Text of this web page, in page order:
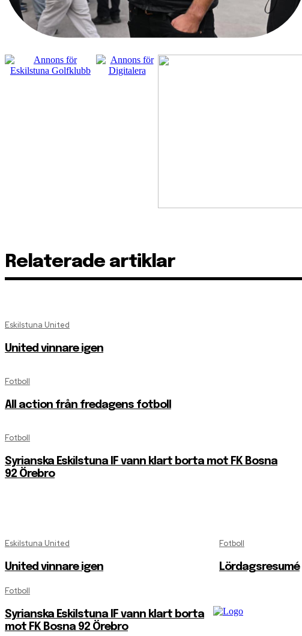
Relaterade artiklar
Eskilstuna United
United vinnare igen
Fotboll
All action från fredagens fotboll
Fotboll
Syrianska Eskilstuna IF vann klart borta mot FK Bosna
92 Örebro
Eskilstuna United
United vinnare igen
Fotboll
Lördagsresumé
Fotboll
Syrianska Eskilstuna IF vann klart borta
mot FK Bosna 92 Örebro